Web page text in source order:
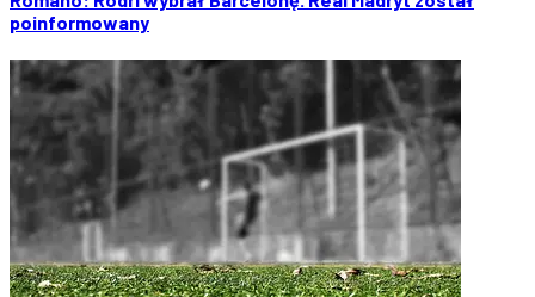
poinformowany